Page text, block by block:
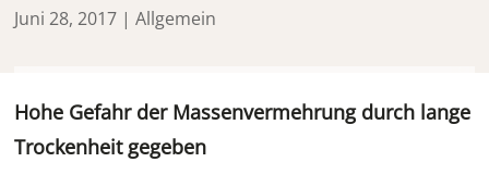
Juni 28, 2017 | Allgemein
Hohe Gefahr der Massenvermehrung durch lange
Trockenheit gegeben